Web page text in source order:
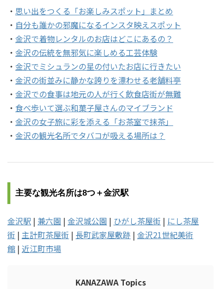
・ 思い出をつくる「お楽しみスポット」まとめ
・ 自分も誰かの邪魔になるインスタ映えスポット
・ 金沢で着物レンタルのお店はどこにあるの？
・ 金沢の伝統を無邪気に楽しめる工芸体験
・ 金沢でミシュランの星の付いたお店に行きたい
・ 金沢の街並みに静かな誇りを漂わせる老舗料亭
・ 金沢での食事は地元の人が行く飲食店街が無難
・ 食べ歩いて選ぶ和菓子屋さんのマイブランド
・ 金沢の女子旅に彩を添える「お茶室で抹茶」
・ 金沢の観光名所でタバコが吸える場所は？
主要な観光名所は8つ＋金沢駅
金沢駅 | 兼六園 | 金沢城公園 | ひがし茶屋街 | にし茶屋
街 | 主計町茶屋街 | 長町武家屋敷跡 | 金沢21世紀美術
館 | 近江町市場
KANAZAWA Topics